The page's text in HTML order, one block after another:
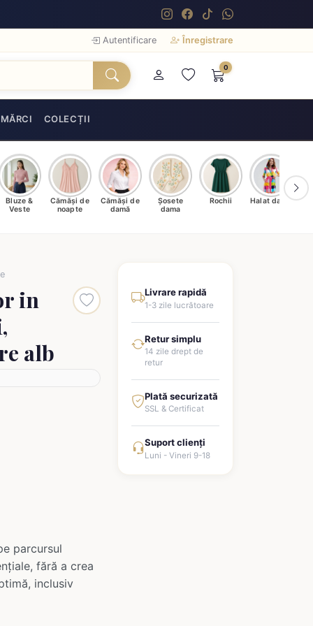
Autentificare Înregistrare
0
MĂRCI COLECȚII
Bluze &
Veste
Cămăși de
noapte
Cămăși de
damă
Șosete
dama
Rochii Halat damă
in
alb
parcursul
fără a crea
inclusiv
Livrare rapidă
1-3 zile lucrătoare
Retur simplu
14 zile drept de
retur
Plată securizată
SSL & Certificat
Suport clienți
Luni - Vineri 9-18